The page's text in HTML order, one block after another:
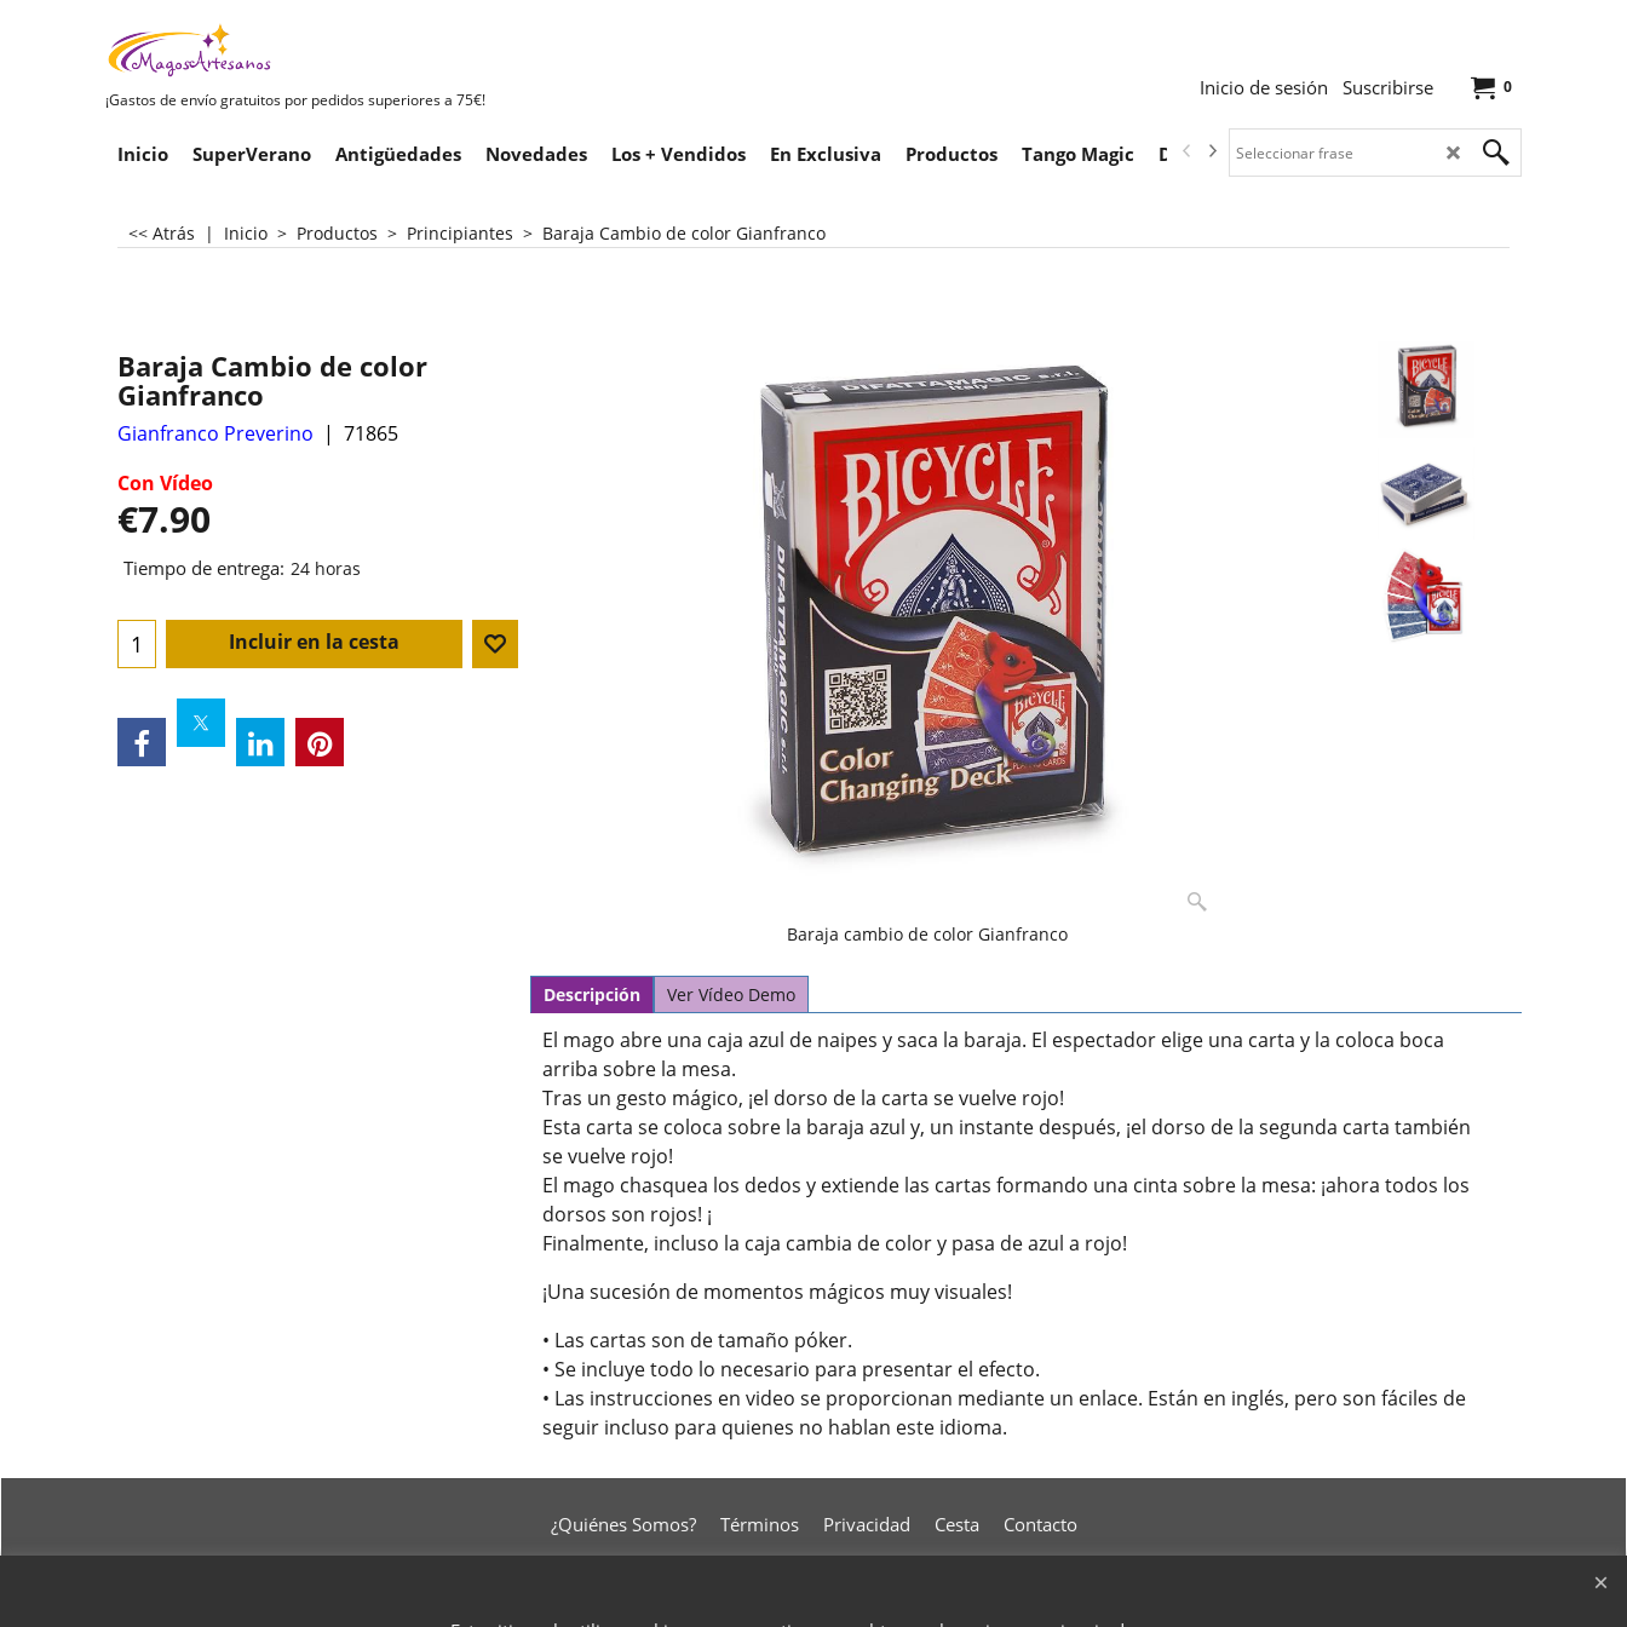
¡Gastos de envío gratuitos por pedidos superiores a 75€!
0
Inicio de sesión Suscribirse
Inicio SuperVerano Antigüedades Novedades Los + Vendidos En Exclusiva Productos Tango Magic Descargas
<< Atrás | Inicio > Productos > Principiantes > Baraja Cambio de color Gianfranco
Baraja cambio de color Gianfranco
Baraja Cambio de color
Gianfranco
Gianfranco Preverino
71865
Con Vídeo
€7.90
Tiempo de entrega: 24 horas
Incluir en la cesta
Descripción Ver Vídeo Demo
El mago abre una caja azul de naipes y saca la baraja. El espectador elige una carta y la coloca boca
arriba sobre la mesa.
Tras un gesto mágico, ¡el dorso de la carta se vuelve rojo!
Esta carta se coloca sobre la baraja azul y, un instante después, ¡el dorso de la segunda carta también
se vuelve rojo!
El mago chasquea los dedos y extiende las cartas formando una cinta sobre la mesa: ¡ahora todos los
dorsos son rojos! ¡
Finalmente, incluso la caja cambia de color y pasa de azul a rojo!
¡Una sucesión de momentos mágicos muy visuales!
• Las cartas son de tamaño póker.
• Se incluye todo lo necesario para presentar el efecto.
• Las instrucciones en video se proporcionan mediante un enlace. Están en inglés, pero son fáciles de
seguir incluso para quienes no hablan este idioma.
¿Quiénes Somos? Términos Privacidad Cesta Contacto